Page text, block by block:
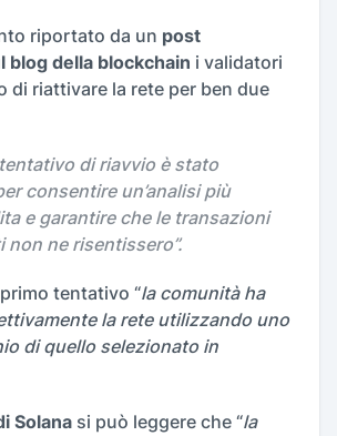
riportato da un post
blog della blockchain i validatori
di riattivare la rete per ben due
di riavvio è stato
consentire un’analisi più
e garantire che le transazioni
non ne risentissero”.
tentativo “la comunità ha
la rete utilizzando uno
di quello selezionato in
Solana si può leggere che “la